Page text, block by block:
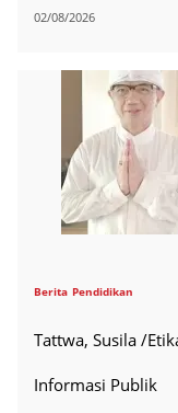
02/08/2026
Berita Pendidikan
Tattwa, Susila /
Informasi Publik